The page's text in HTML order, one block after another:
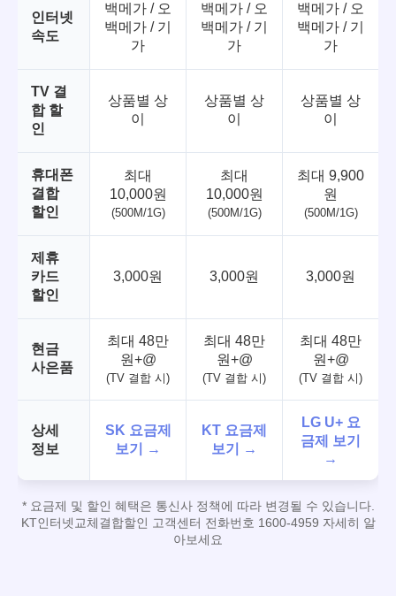
인터넷
속도
백메가 / 오
백메가 / 기
가
백메가 / 오
백메가 / 기
가
백메가 / 오
백메가 / 기
가
TV 결
합 할
인
상품별 상
이
상품별 상
이
상품별 상
이
휴대폰
결합
할인
최대
10,000원
(500M/1G)
최대
10,000원
(500M/1G)
최대 9,900
원
(500M/1G)
제휴
카드
할인
3,000원 3,000원 3,000원
현금
사은품
최대 48만
원+@
(TV 결합 시)
최대 48만
원+@
(TV 결합 시)
최대 48만
원+@
(TV 결합 시)
상세
정보
SK 요금제
보기 →
KT 요금제
보기 →
LG U+ 요
금제 보기
→
* 요금제 및 할인 혜택은 통신사 정책에 따라 변경될 수 있습니다.
KT인터넷교체결합할인 고객센터 전화번호 1600-4959 자세히 알
아보세요